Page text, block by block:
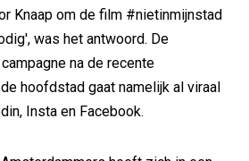
Knaap om de film #nietinmijnstad
was het antwoord. De
na de recente
hoofdstad gaat namelijk al viraal
Insta en Facebook.